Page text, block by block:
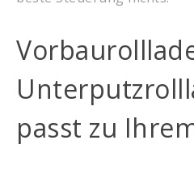
passt zu